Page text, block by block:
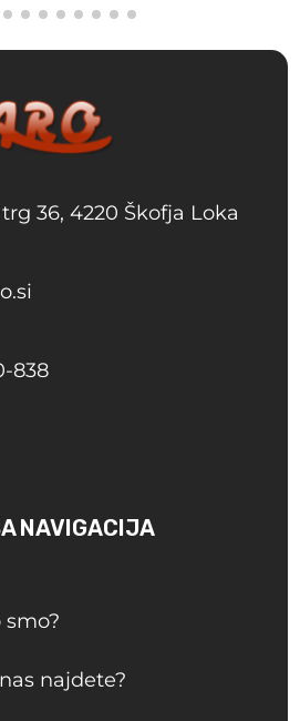
36, 4220 Škofja Loka
838
NAVIGACIJA
smo?
najdete?